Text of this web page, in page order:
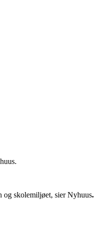
og skolemiljøet, sier Nyhuus.